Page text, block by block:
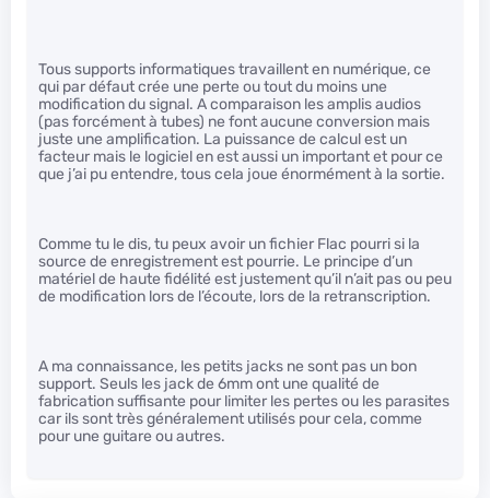
Tous supports informatiques travaillent en numérique, ce
qui par défaut crée une perte ou tout du moins une
modification du signal. A comparaison les amplis audios
(pas forcément à tubes) ne font aucune conversion mais
juste une amplification. La puissance de calcul est un
facteur mais le logiciel en est aussi un important et pour ce
que j’ai pu entendre, tous cela joue énormément à la sortie.
Comme tu le dis, tu peux avoir un fichier Flac pourri si la
source de enregistrement est pourrie. Le principe d’un
matériel de haute fidélité est justement qu’il n’ait pas ou peu
de modification lors de l’écoute, lors de la retranscription.
A ma connaissance, les petits jacks ne sont pas un bon
support. Seuls les jack de 6mm ont une qualité de
fabrication suffisante pour limiter les pertes ou les parasites
car ils sont très généralement utilisés pour cela, comme
pour une guitare ou autres.